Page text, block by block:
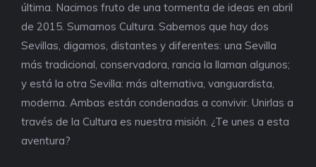
última. Nacimos fruto de una tormenta de ideas en abril
de 2015. Sumamos Cultura. Sabemos que hay dos
Sevillas, digamos, distantes y diferentes: una Sevilla
más tradicional, conservadora, rancia la llaman algunos;
y está la otra Sevilla: más alternativa, vanguardista,
moderna. Ambas están condenadas a convivir. Unirlas a
través de la Cultura es nuestra misión. ¿Te unes a esta
aventura?